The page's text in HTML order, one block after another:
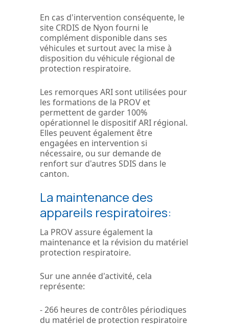
En cas d'intervention conséquente, le
site CRDIS de Nyon fourni le
complément disponible dans ses
véhicules et surtout avec la mise à
disposition du véhicule régional de
protection respiratoire.
Les remorques ARI sont utilisées pour
les formations de la PROV et
permettent de garder 100%
opérationnel le dispositif ARI régional.
Elles peuvent également être
engagées en intervention si
nécessaire, ou sur demande de
renfort sur d'autres SDIS dans le
canton.
La maintenance des
appareils respiratoires:
La PROV assure également la
maintenance et la révision du matériel
protection respiratoire.
Sur une année d'activité, cela
représente:
- 266 heures de contrôles périodiques
du matériel de protection respiratoire